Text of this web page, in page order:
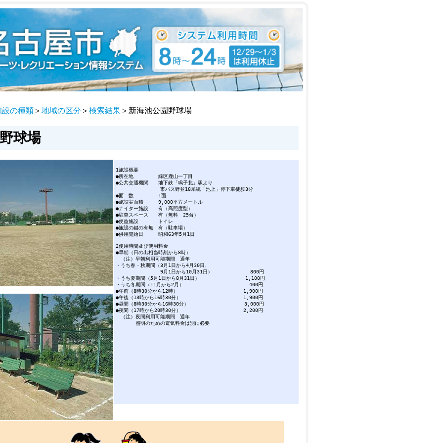
設の種類 ＞ 地域の区分 ＞ 検索結果 ＞新海池公園野球場
球場
1施設概要
●所在地 緑区鹿山一丁目
●公共交通機関 地下鉄「鳴子北」駅より
市バス野並18系統「池上」停下車徒歩3分
●面 数 1面
●施設実面積 9,000平方メートル
●ナイター施設 有（高照度型）
●駐車スペース 有（無料 25台）
●便益施設 トイレ
●施設の鍵の有無 有（駐車場）
●供用開始日 昭和63年5月1日
2使用時間及び使用料金
●早朝（日の出相当時刻から8時）
（注）早朝利用可能期間 通年
・うち春・秋期間（3月1日から4月30日、
9月1日から10月31日） 800円
・うち夏期間（5月1日から8月31日） 1,100円
・うち冬期間（11月から2月） 400円
●午前（8時30分から12時） 1,900円
●午後（13時から16時30分） 1,900円
●昼間（8時30分から16時30分） 3,000円
●夜間（17時から20時30分） 2,200円
（注）夜間利用可能期間 通年
照明のための電気料金は別に必要